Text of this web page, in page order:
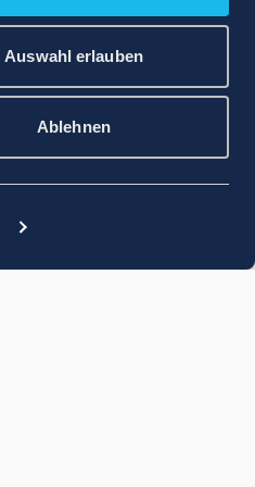
Auswahl erlauben
Ablehnen